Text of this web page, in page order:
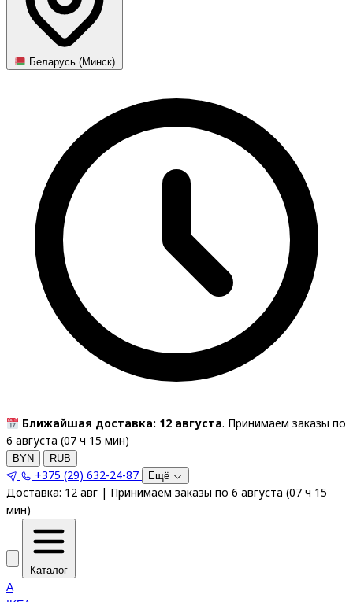
Беларусь (Минск)
Ближайшая доставка: 12 августа. Принимаем заказы по
6 августа (07 ч 15 мин)
BYN RUB
+375 (29) 632-24-87 Ещё
Доставка: 12 авг | Принимаем заказы по 6 августа (07 ч 15
мин)
Каталог
A